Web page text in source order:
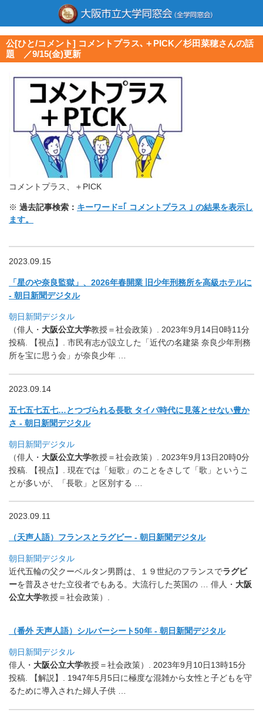
公[ひと/コメント] コメントプラス､＋PICK／杉田菜穂さんの話
題 ／9/15(金)更新
コメントプラス、＋PICK
※ 過去記事検索： キーワード=｢ コメントプラス ｣ の結果を表示し
ます。
2023.09.15
「星のや奈良監獄」、2026年春開業 旧少年刑務所を高級ホテルに
- 朝日新聞デジタル
朝日新聞デジタル
（俳人・ 大阪公立大学教授＝社会政策）. 2023年9月14日0時11分
投稿. 【視点】. 市民有志が設立した「近代の名建築 奈良少年刑務
所を宝に思う会」が奈良少年 …
2023.09.14
五七五七五七…とつづられる長歌 タイパ時代に見落とせない豊か
さ - 朝日新聞デジタル
朝日新聞デジタル
（俳人・ 大阪公立大学教授＝社会政策）. 2023年9月13日20時0分
投稿. 【視点】. 現在では「短歌」のことをさして「歌」というこ
とが多いが、「長歌」と区別する …
2023.09.11
（天声人語）フランスとラグビー - 朝日新聞デジタル
朝日新聞デジタル
近代五輪の父クーベルタン男爵は、１９世紀のフランスでラグビ
ーを普及させた立役者でもある。大流行した英国の … 俳人・ 大阪
公立大学教授＝社会政策）.
（番外 天声人語）シルバーシート50年 - 朝日新聞デジタル
朝日新聞デジタル
俳人・ 大阪公立大学教授＝社会政策）. 2023年9月10日13時15分
投稿. 【解説】. 1947年5月5日に極度な混雑から女性と子どもを守
るために導入された婦人子供 …